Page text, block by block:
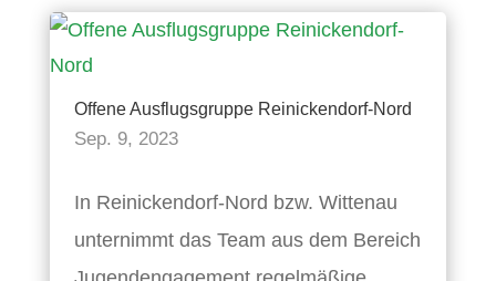
Offene Ausflugsgruppe Reinickendorf-Nord
Sep. 9, 2023
In Reinickendorf-Nord bzw. Wittenau
unternimmt das Team aus dem Bereich